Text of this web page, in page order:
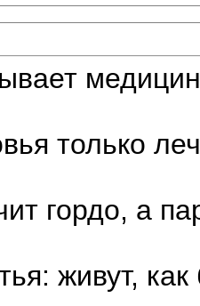
только
гордо, а
живут,